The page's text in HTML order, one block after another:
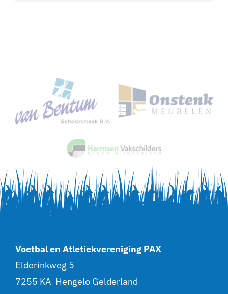
Voetbal en Atletiekvereniging PAX
Elderinkweg 5
7255 KA Hengelo Gelderland